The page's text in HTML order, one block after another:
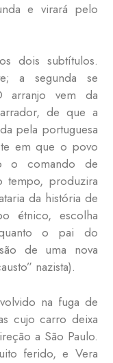
e virará pelo
dois subtítulos.
a segunda se
arranjo vem da
de que a
pela portuguesa
em que o povo
o comando de
tempo, produzira
da história de
étnico, escolha
o pai do
de uma nova
nazista).
na fuga de
cujo carro deixa
a São Paulo.
ferido, e Vera